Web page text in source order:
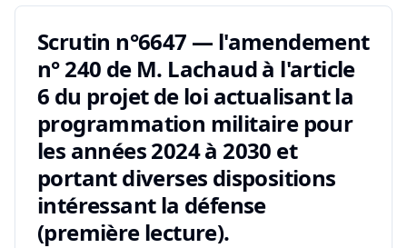
Scrutin n°6647 — l'amendement
n° 240 de M. Lachaud à l'article
6 du projet de loi actualisant la
programmation militaire pour
les années 2024 à 2030 et
portant diverses dispositions
intéressant la défense
(première lecture).